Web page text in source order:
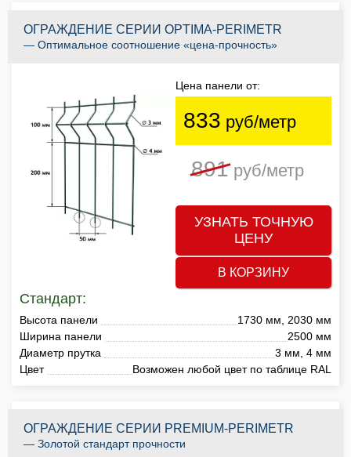
ОГРАЖДЕНИЕ СЕРИИ OPTIMA-PERIMETR
— Оптимальное соотношение «цена-прочность»
Цена панели от:
833 руб/метр
891руб/метр
УЗНАТЬ ТОЧНУЮ
ЦЕНУ
В КОРЗИНУ
Стандарт:
Высота панели
1730 мм, 2030 мм
Ширина панели
2500 мм
Диаметр прутка
3 мм, 4 мм
Цвет
Возможен любой цвет по таблице RAL
ОГРАЖДЕНИЕ СЕРИИ PREMIUM-PERIMETR
— Золотой стандарт прочности